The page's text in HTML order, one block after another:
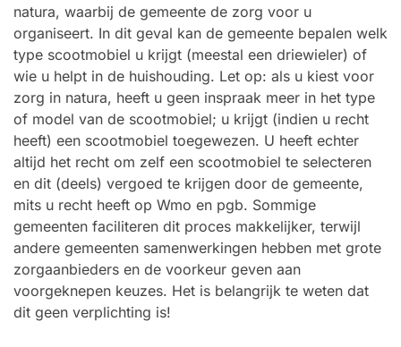
natura, waarbij de gemeente de zorg voor u
organiseert. In dit geval kan de gemeente bepalen welk
type scootmobiel u krijgt (meestal een driewieler) of
wie u helpt in de huishouding. Let op: als u kiest voor
zorg in natura, heeft u geen inspraak meer in het type
of model van de scootmobiel; u krijgt (indien u recht
heeft) een scootmobiel toegewezen. U heeft echter
altijd het recht om zelf een scootmobiel te selecteren
en dit (deels) vergoed te krijgen door de gemeente,
mits u recht heeft op Wmo en pgb. Sommige
gemeenten faciliteren dit proces makkelijker, terwijl
andere gemeenten samenwerkingen hebben met grote
zorgaanbieders en de voorkeur geven aan
voorgeknepen keuzes. Het is belangrijk te weten dat
dit geen verplichting is!